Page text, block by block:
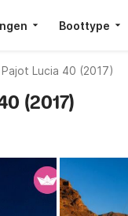
Boottype
Lucia 40 (2017)
(2017)